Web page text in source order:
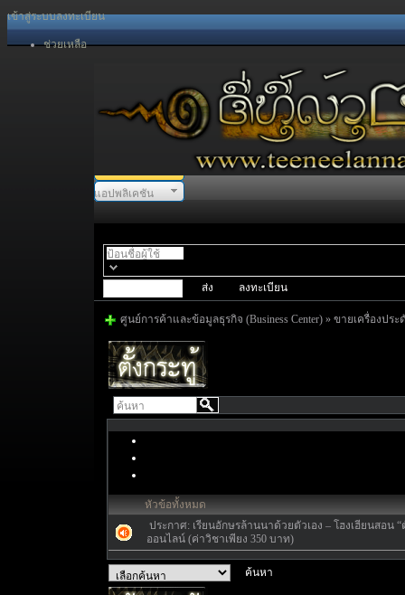
เข้าสู่ระบบลงทะเบียน
ช่วยเหลือ
แอปพลิเคชัน
ลงทะเบียน
ศูนย์การค้าและข้อมูลธุรกิจ (Business Center) »ขายเครื่องประ
หัวข้อทั้งหมด
ประกาศ: เรียนอักษรล้านนาด้วยตัวเอง – โฮงเฮียนสอน “
ออนไลน์ (ค่าวิชาเพียง 350 บาท)